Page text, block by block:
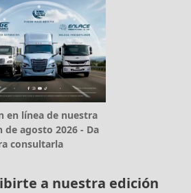
en línea de nuestra
de agosto 2026 - Da
consultarla
a nuestra edición